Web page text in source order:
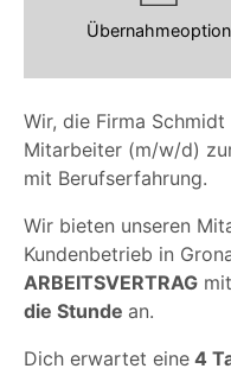
Wir, die Firma
Mitarbeiter (m/w/d)
mit Berufserfahrung.
Wir bieten unseren
Kundenbetrieb in
ARBEITSVERTRAG
die Stunde an.
Dich erwartet eine 4
Übernahmeoption